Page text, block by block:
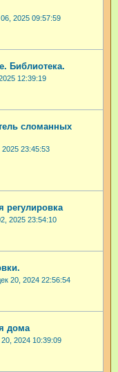
2025 09:57:59
Библиотека.
12:39:19
сломанных
2025 23:45:53
регулировка
2025 23:54:10
20, 2024 22:56:54
дома
2024 10:39:09